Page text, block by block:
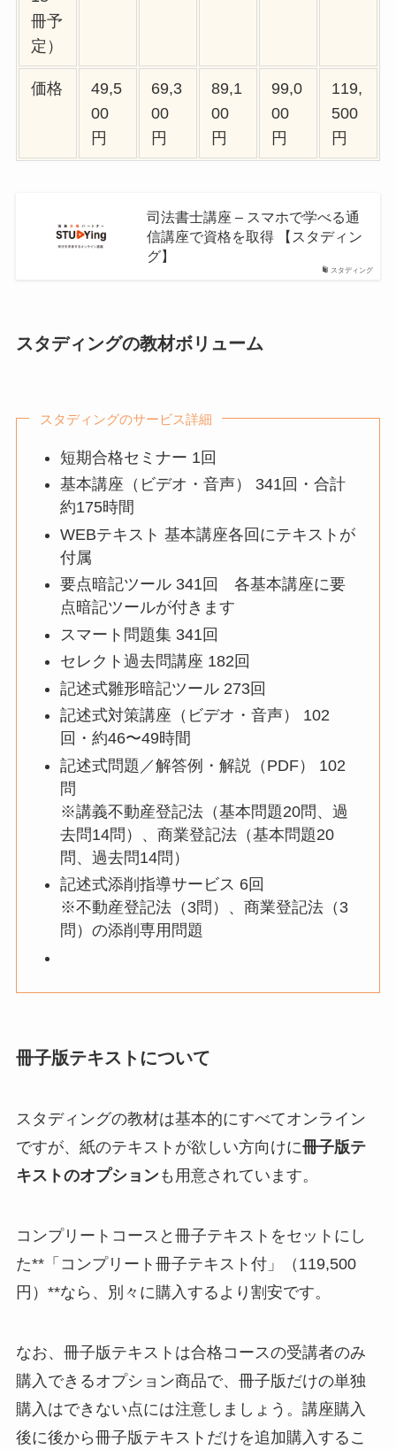
冊予
定）
価格
49,5
00
円
69,3
00
円
89,1
00
円
99,0
00
円
119,
500
円
スタディング
司法書士講座 – スマホで学べる通
信講座で資格を取得 【スタディン
グ】
スタディングの教材ボリューム
スタディングのサービス詳細
短期合格セミナー 1回
基本講座（ビデオ・音声） 341回・合計
約175時間
WEBテキスト 基本講座各回にテキストが
付属
要点暗記ツール 341回 各基本講座に要
点暗記ツールが付きます
スマート問題集 341回
セレクト過去問講座 182回
記述式雛形暗記ツール 273回
記述式対策講座（ビデオ・音声） 102
回・約46〜49時間
記述式問題／解答例・解説（PDF） 102
問
※講義不動産登記法（基本問題20問、過
去問14問）、商業登記法（基本問題20
問、過去問14問）
記述式添削指導サービス 6回
※不動産登記法（3問）、商業登記法（3
問）の添削専用問題
冊子版テキストについて
スタディングの教材は基本的にすべてオンライン
ですが、紙のテキストが欲しい方向けに冊子版テ
キストのオプションも用意されています。
コンプリートコースと冊子テキストをセットにし
た**「コンプリート冊子テキスト付」（119,500
円）**なら、別々に購入するより割安です。
なお、冊子版テキストは合格コースの受講者のみ
購入できるオプション商品で、冊子版だけの単独
購入はできない点には注意しましょう。講座購入
後に後から冊子版テキストだけを追加購入するこ